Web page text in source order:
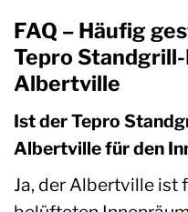
FAQ – Häufig
Tepro
Albertville
Ist der Tepro
Albertville für den
Ja, der Albertville ist